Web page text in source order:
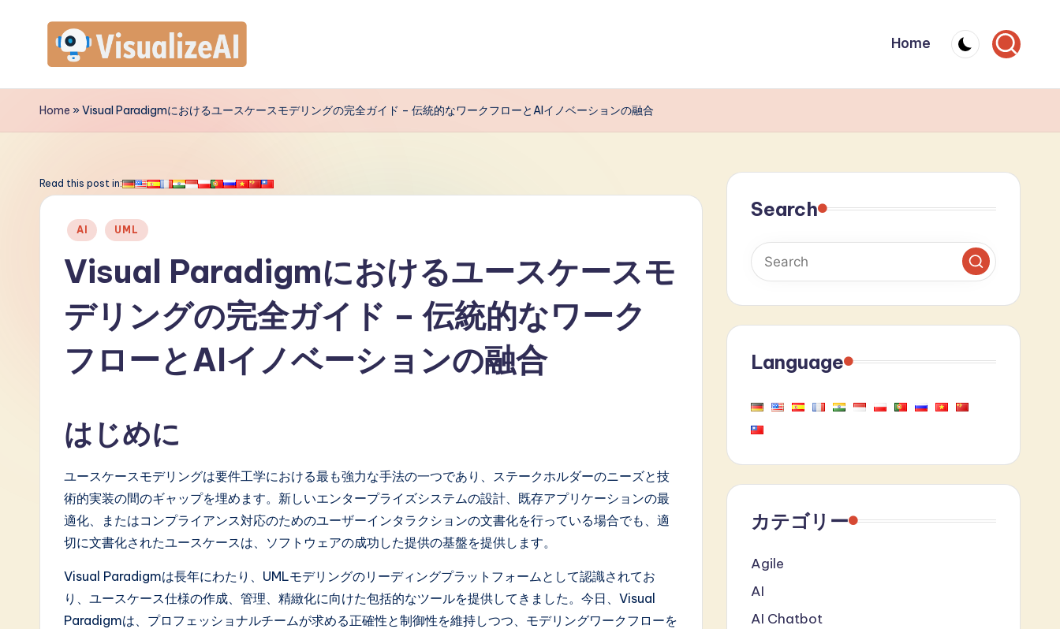
contentV
is
a
Home
Home »Visual Paradigmにおけるユースケースモデリングの完全ガイド – 伝統的なワークフローとAIイノベーションの融合
Read this post in:
Posted
AI UML
Visual Paradigmにおけるユースケースモ
デリングの完全ガイド – 伝統的なワーク
フローとAIイノベーションの融合
はじめに
ユースケースモデリングは要件工学における最も強力な手法の一つであり、ステークホルダーのニーズと技
術的実装の間のギャップを埋めます。新しいエンタープライズシステムの設計、既存アプリケーションの最
適化、またはコンプライアンス対応のためのユーザーインタラクションの文書化を行っている場合でも、適
切に文書化されたユースケースは、ソフトウェアの成功した提供の基盤を提供します。
Visual Paradigmは長年にわたり、UMLモデリングのリーディングプラットフォームとして認識されてお
り、ユースケース仕様の作成、管理、精緻化に向けた包括的なツールを提供してきました。今日、Visual
Paradigmは、プロフェッショナルチームが求める正確性と制御性を維持しつつ、モデリングワークフローを
Search
Language
カテゴリー
Agile
AI
AI Chatbot